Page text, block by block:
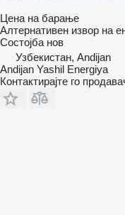
Цена на барање
Алтернативен извор на
Состојба нов
Узбекистан, Andijan
Andijan Yashil Energiya
Контактирајте го